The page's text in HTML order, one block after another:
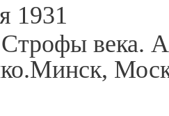
1931
века.